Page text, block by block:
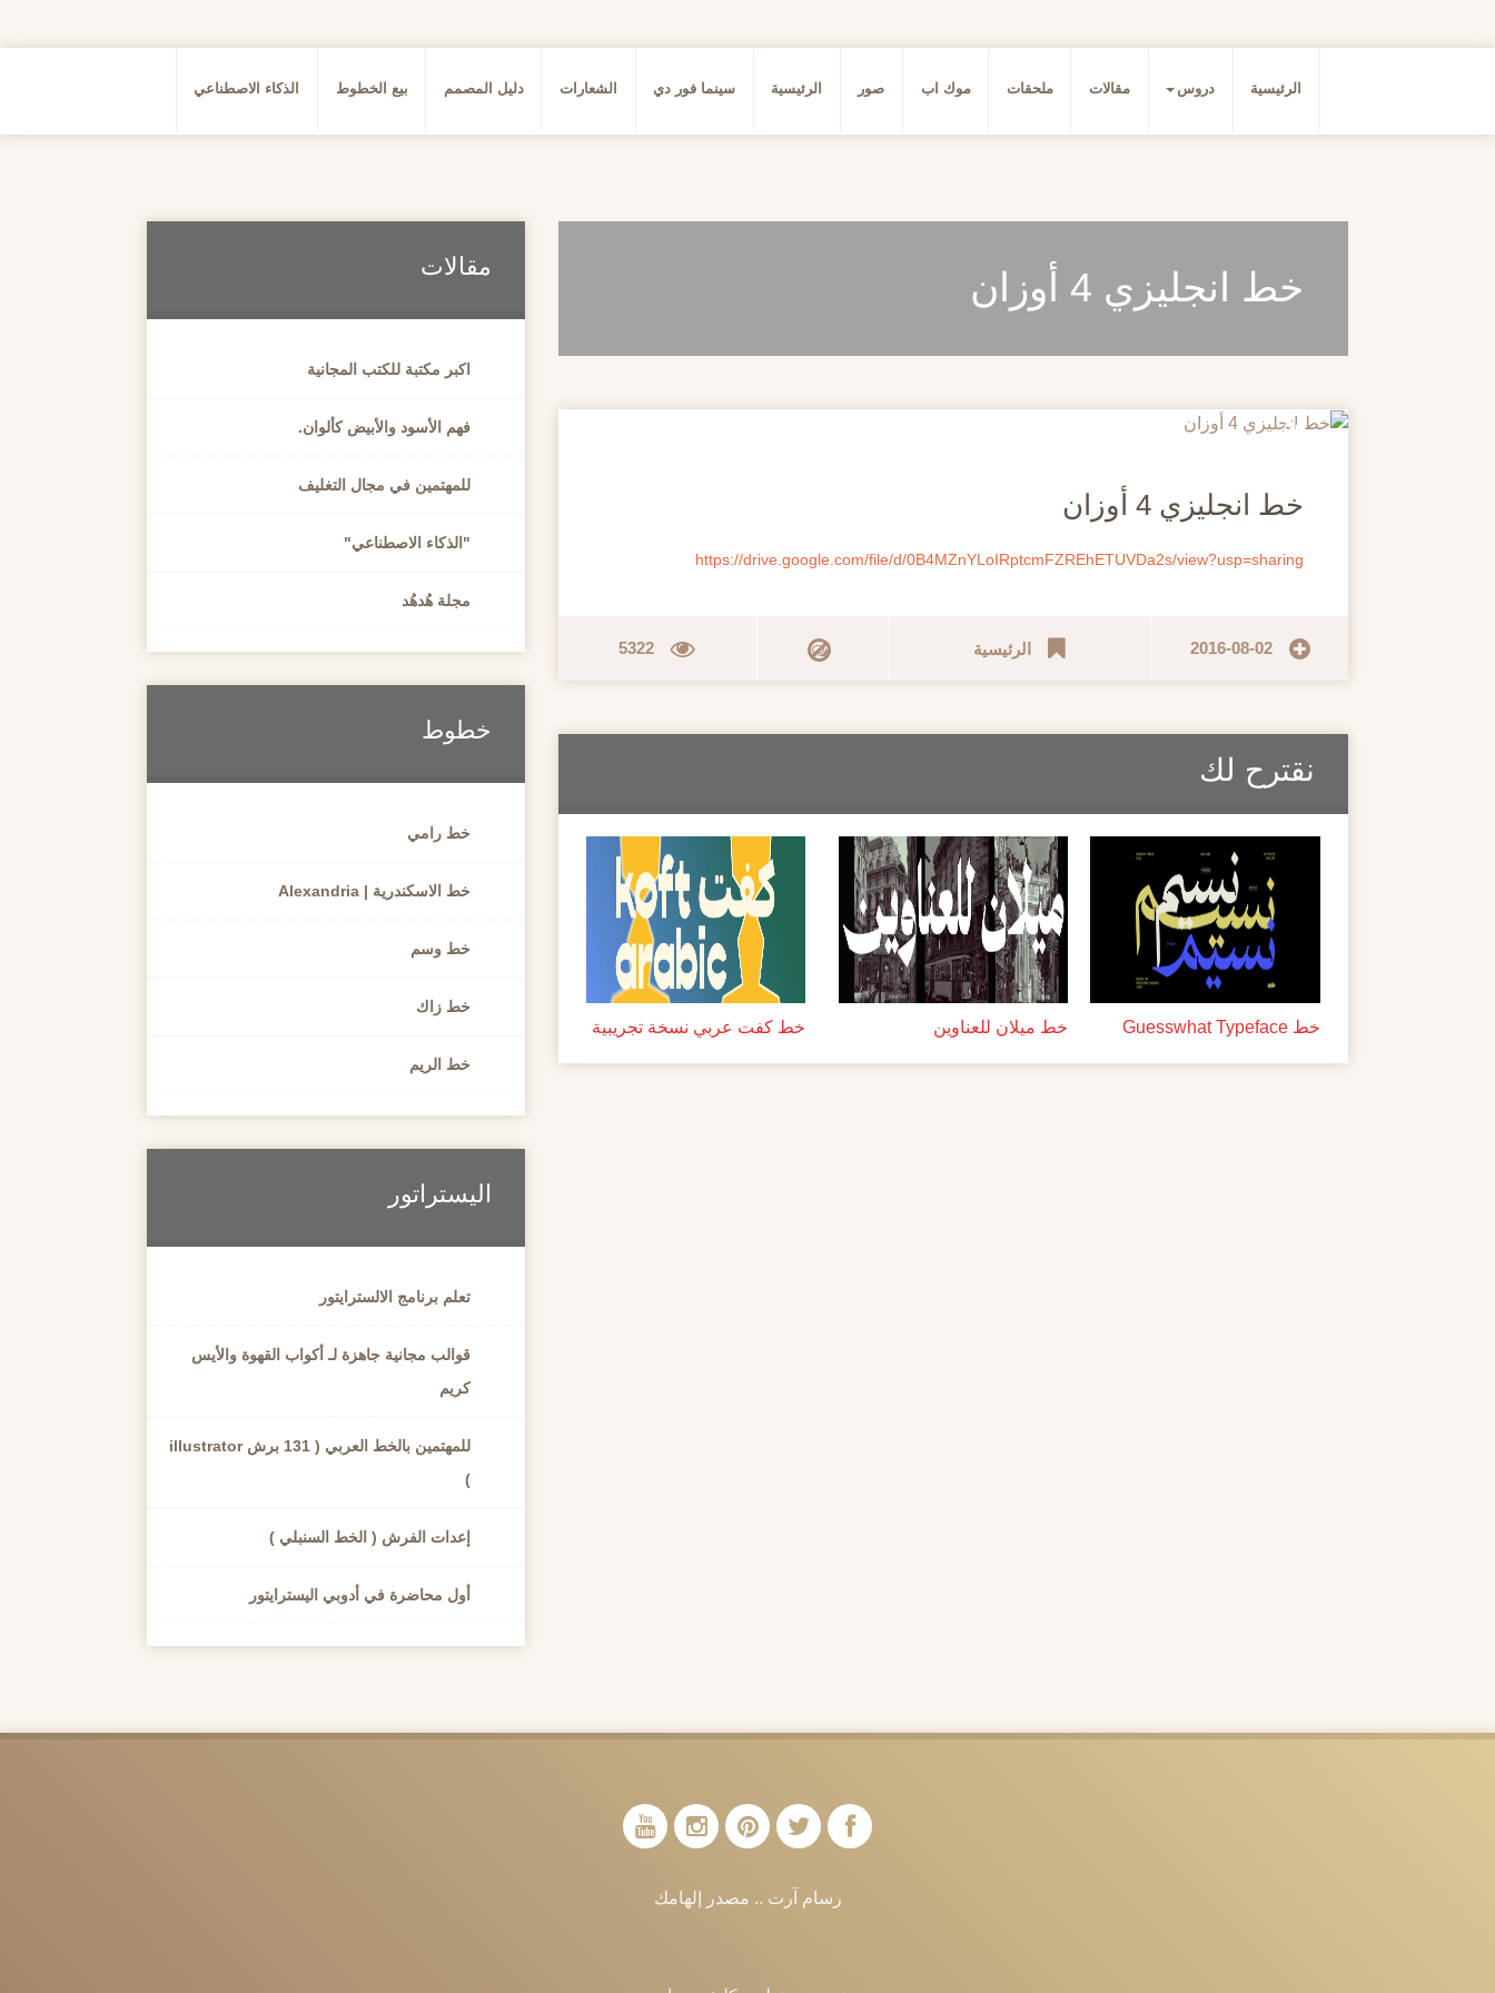
الرئيسية دروس مقالات ملحقات موك اب صور الرئيسية سينما فور دي الشعارات دليل المصمم بيع الخطوط الذكاء الاصطناعي
خط انجليزي 4 أوزان
20
خط انجليزي 4 أوزان
https://drive.google.com/file/d/0B4MZnYLoIRptcmFZREhETUVDa2s/view?usp=sharing
2016-08-02 الرئيسية 5322
نقترح لك
خط Guesswhat Typeface خط ميلان للعناوين خط كفت عربي نسخة تجريبية
مقالات
اكبر مكتبة للكتب المجانية
فهم الأسود والأبيض كألوان.
للمهتمين في مجال التغليف
"الذكاء الاصطناعي"
مجلة هُدهُد
خطوط
خط رامي
خط الاسكندرية | Alexandria
خط وسم
خط زاك
خط الريم
اليستراتور
تعلم برنامج الالسترايتور
قوالب مجانية جاهزة لـ أكواب القهوة والأيس
كريم
للمهتمين بالخط العربي ( 131 برش illustrator
)
إعدات الفرش ( الخط السنبلي )
أول محاضرة في أدوبي اليسترايتور
رسام آرت .. مصدر إلهامك